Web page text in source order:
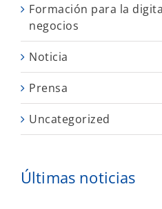
Formación para la
negocios
Noticia
Prensa
Uncategorized
Últimas noticias